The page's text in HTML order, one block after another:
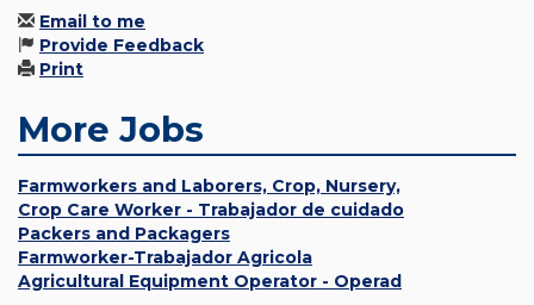
Email to me
Provide Feedback
Print
More Jobs
Farmworkers and Laborers, Crop, Nursery,
Crop Care Worker - Trabajador de cuidado
Packers and Packagers
Farmworker-Trabajador Agricola
Agricultural Equipment Operator - Operad